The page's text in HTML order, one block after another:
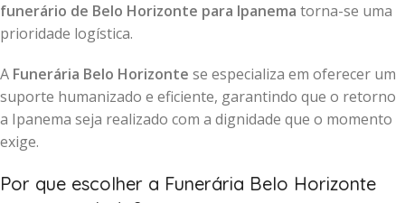
funerário de Belo Horizonte para Ipanema torna-se uma
prioridade logística.
A Funerária Belo Horizonte se especializa em oferecer um
suporte humanizado e eficiente, garantindo que o retorno
a Ipanema seja realizado com a dignidade que o momento
exige.
Por que escolher a Funerária Belo Horizonte